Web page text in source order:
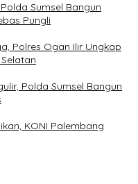
Sumsel Bangun
Pungli
Polres Ogan Ilir Ungkap
Polda Sumsel Bangun
KONI Palembang